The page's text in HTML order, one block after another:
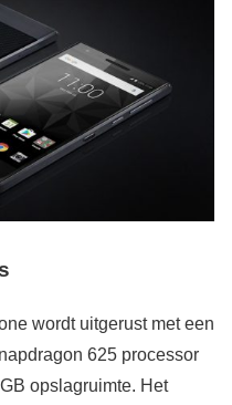
wordt uitgerust met een
625 processor
opslagruimte. Het